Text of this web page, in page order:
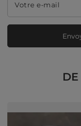
Votre e-mail